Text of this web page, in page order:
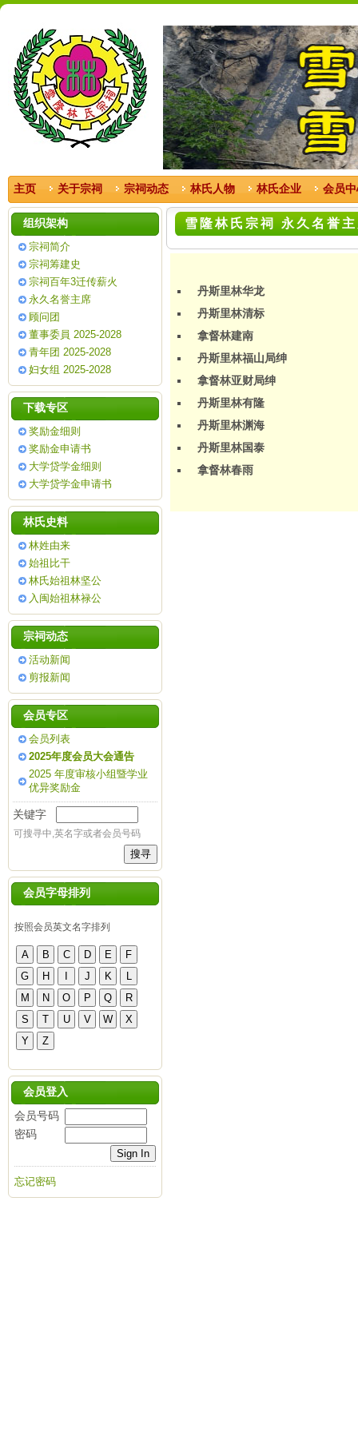
主页 关于宗祠 宗祠动态 林氏人物 林氏企业 会员
组织架构
宗祠简介
宗祠筹建史
宗祠百年3迁传薪火
永久名誉主席
顾问团
董事委員 2025-2028
青年团 2025-2028
妇女组 2025-2028
下载专区
奖励金细则
奖励金申请书
大学贷学金细则
大学贷学金申请书
林氏史料
林姓由来
始祖比干
林氏始祖林坚公
入闽始祖林禄公
宗祠动态
活动新闻
剪报新闻
会员专区
会员列表
2025年度会员大会通告
2025 年度审核小组暨学业
优异奖励金
关键字
可搜寻中,英名字或者会员号码
会员字母排列
按照会员英文名字排列
会员登入
会员号码
密码
忘记密码
雪隆林氏宗祠 永久名誉
丹斯里林华龙
丹斯里林清标
拿督林建南
丹斯里林福山局绅
拿督林亚财局绅
丹斯里林有隆
丹斯里林渊海
丹斯里林国泰
拿督林春雨